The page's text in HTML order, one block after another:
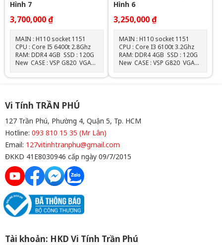
Hình 7
3,700,000 ₫
MAIN : H110 socket 1151
CPU : Core I5 6400t 2.8Ghz
RAM: DDR4 4GB SSD : 120G
New CASE : VSP G820 VGA
: Onboard NGUỒN :
550W New Tặng Gói bảo
Office
Hình 6
3,250,000 ₫
MAIN : H110 socket 1151
CPU : Core I3 6100t 3.2Ghz
RAM: DDR4 4GB SSD : 120G
New CASE : VSP G820 VGA
: Onboard NGUỒN :
550W New Tặng Gói bảo
Vi Tính TRẦN PHÚ
127 Trần Phú, Phường 4, Quận 5, Tp. HCM
Hotline: 093 810 15 35 (Mr Lân)
Email: 127vitinhtranphu@gmail.com
ĐKKD 41E8030946 cấp ngày 09/7/2015
Tài khoản: HKD Vi Tính Trần Phú